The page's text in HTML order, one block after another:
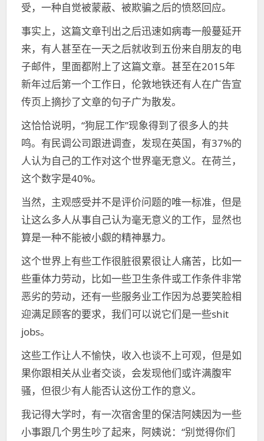
受，一种自觉被蒙蔽、被欺骗之后的愤怒回应。
事实上，这篇文章刊出之后迅速如病毒一般蔓延开
来，有人甚至在一天之后就收到五份来自朋友的电
子邮件，里面都附上了这篇文章。甚至在2015年
新年过后第一个工作日，伦敦地铁还有人在广告宣
传页上摘抄了文章的句子广为散发。
这恰恰说明，“狗屁工作”现象得到了很多人的共
鸣。有民调公司跟进调查，发现在英国，有37%的
人认为自己的工作对这个世界毫无意义。在荷兰，
这个数字是40%。
当然，主观感受并不是评价问题的唯一标准，但是
让这么多人从事自己认为毫无意义的工作，显然也
算是一种不能被小觑的精神暴力。
这个世界上有些工作很脏很累很让人痛苦，比如一
些重体力劳动，比如一些卫生条件或工作条件非常
恶劣的劳动，还有一些服务业工作因为总要笑脸相
迎满足顾客的要求，我们可以说它们是一些shit
jobs。
这些工作让人不愉快，收入也谈不上可观，但是如
果你跟相关从业者交谈，会发现他们或许满腹牢
骚，但很少有人能否认这份工作的意义。
我记得大学时，有一次宿舍里的保洁阿姨因为一些
小事跟几个男生吵了起来，阿姨说：“别觉得你们